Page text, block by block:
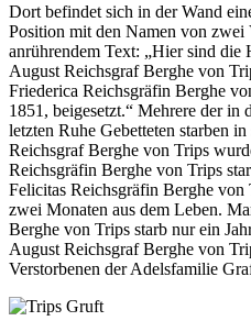
Dort befindet sich in der Wand
Position mit den Namen von zwei
anrührendem Text: „Hier sind die
August Reichsgraf Berghe von
Friederica Reichsgräfin Berghe
1851, beigesetzt.“ Mehrere der in
letzten Ruhe Gebetteten starben
Reichsgraf Berghe von Trips
Reichsgräfin Berghe von Trips
Felicitas Reichsgräfin Berghe
zwei Monaten aus dem Leben.
Berghe von Trips starb nur ein
August Reichsgraf Berghe von
Verstorbenen der Adelsfamilie